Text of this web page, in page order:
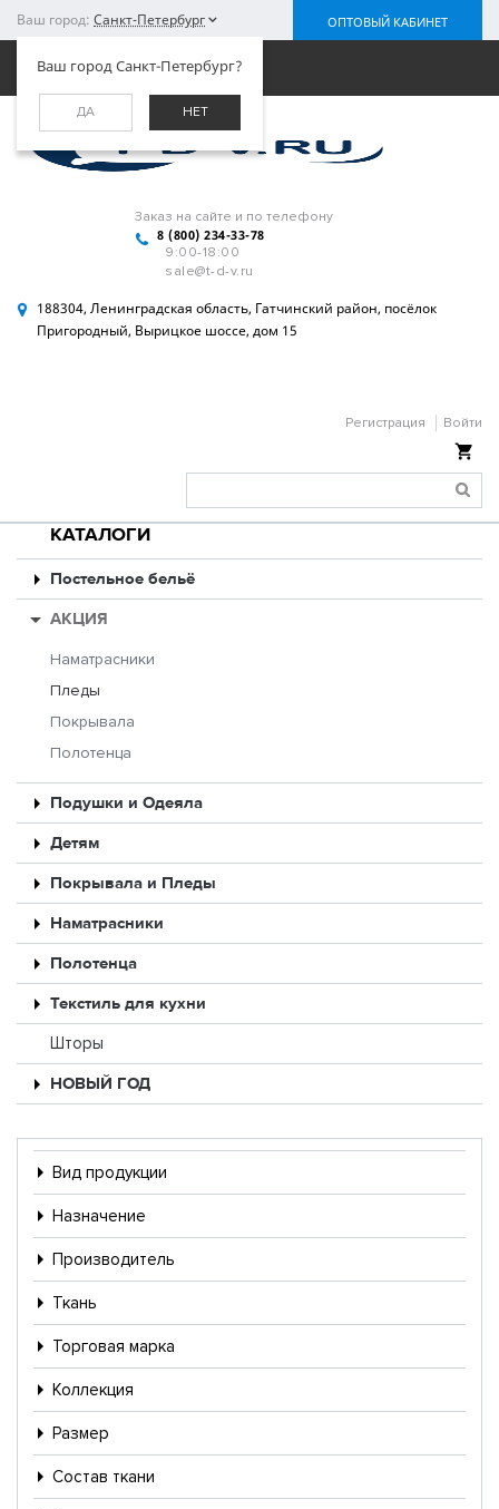
Ваш город: Санкт-Петербург
Ваш город Санкт-Петербург?
ДА НЕТ
ОПТОВЫЙ КАБИНЕТ
Заказ на сайте и по телефону
8 (800) 234-33-78
9:00-18:00
sale@t-d-v.ru
188304, Ленинградская область, Гатчинский район, посёлок
Пригородный, Вырицкое шоссе, дом 15
Регистрация Войти
Меню
КАТАЛОГИ
Постельное бельё
АКЦИЯ
Наматрасники
Пледы
Покрывала
Полотенца
Подушки и Одеяла
Детям
Покрывала и Пледы
Наматрасники
Полотенца
Текстиль для кухни
Шторы
НОВЫЙ ГОД
Вид продукции
Назначение
Производитель
Ткань
Торговая марка
Коллекция
Размер
Состав ткани